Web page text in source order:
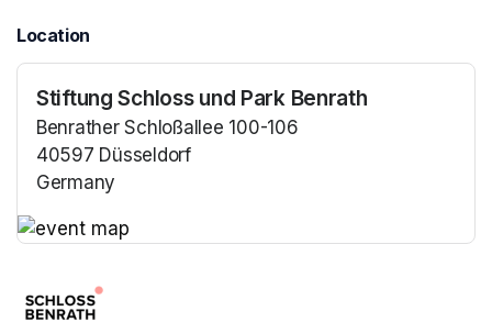
Location
Stiftung Schloss und Park Benrath
Benrather Schloßallee 100-106
40597 Düsseldorf
Germany